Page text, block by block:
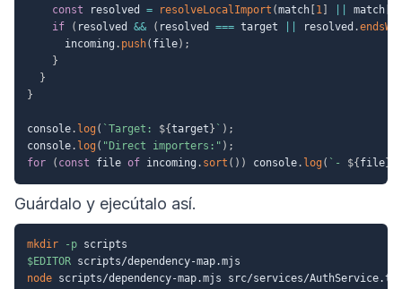
const resolved = resolveLocalImport (match 1 match
if
( resolved && ( resolved === target resolved .
      incoming
. push( file) ;
}
}
}
console. log ( ` Target: ${target } ` ) ;
console. log ( "Direct importers:" ) ;
for
( const file of incoming . sort ( ) ) console. log ( ` - ${ file}
Guárdalo y ejecútalo así.
mkdir -p
$EDITOR
node